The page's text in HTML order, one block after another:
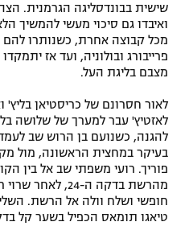
מדיניות פרטיות
רשיון להקרנה פומבית לבית
הצטרפות לחבילת הערוצים
לוח דרושים – ג'ובנט
אומנויות לחימה
גיימינג E-Sports
שישית בבונדסליגה הגרמנית.
ואיבדו גם סיכוי מעשי להמשיך
מכל קבוצה אחרת, כשנותרו להם
פרייבורג ובולוניה, ועד אז
מצבם בליגת העל.
לאור חסרונם של כריסטיאן בליץ'
לאזטיץ' עבר למערך של שלושה
להגנה, כשנועם בן הרוש שב
בעיקר במחצית הראשונה, מול
פוריך. רועי משפתי שב אל בין
מהרשת בדקה ה-24,
חופשי ושלח וולה אל הרשת.